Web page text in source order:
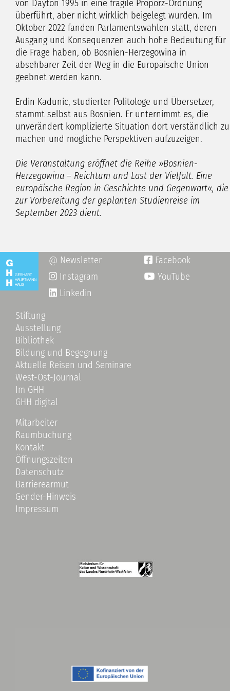
von Dayton 1995 in eine fragile Proporz-Ordnung
überführt, aber nicht wirklich beigelegt wurden. Im
Oktober 2022 fanden Parlamentswahlen statt, deren
Ausgang und Konsequenzen auch hohe Bedeutung für
die Frage haben, ob Bosnien-Herzegowina in
absehbarer Zeit der Weg in die Europäische Union
geebnet werden kann.
Erdin Kadunic, studierter Politologe und Übersetzer,
stammt selbst aus Bosnien. Er unternimmt es, die
unverändert komplizierte Situation dort verständlich zu
machen und mögliche Perspektiven aufzuzeigen.
Die Veranstaltung eröffnet die Reihe »Bosnien-
Herzegowina – Reichtum und Last der Vielfalt. Eine
europäische Region in Geschichte und Gegenwart«, die
zur Vorbereitung der geplanten Studienreise im
September 2023 dient.
@ Newsletter  Facebook
Instagram
YouTube
Linkedin
Stiftung
Ausstellung
Bibliothek
Bildung und Begegnung
Aktuelle Reisen und Seminare
West-Ost-Journal
Im GHH
GHH digital
Mitarbeiter
Raumbuchung
Kontakt
Öffnungszeiten
Datenschutz
Barrierearmut
Gender-Hinweis
Impressum